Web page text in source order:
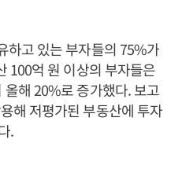
하고 있는 부자들의 75%가
100억 원 이상의 부자들은
해 20%로 증가했다. 보고
해 저평가된 부동산에 투자
.